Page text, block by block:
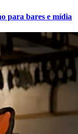
para bares e mídia